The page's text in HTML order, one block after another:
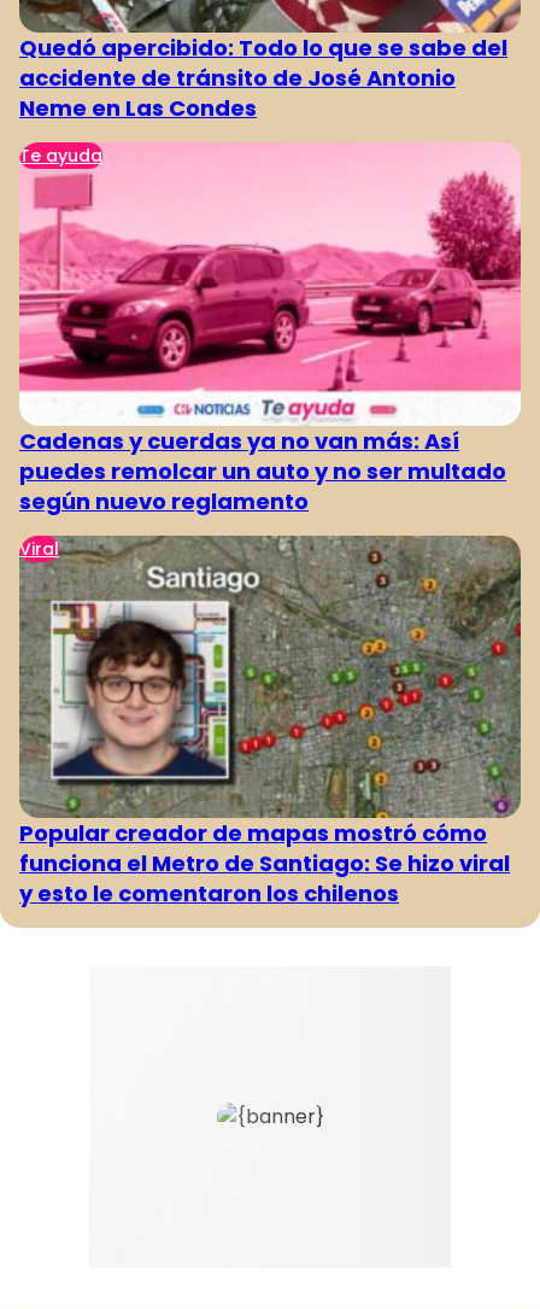
Quedó apercibido: Todo lo que se sabe del
accidente de tránsito de José Antonio
Neme en Las Condes
Te ayuda
Cadenas y cuerdas ya no van más: Así
puedes remolcar un auto y no ser multado
según nuevo reglamento
Viral
Popular creador de mapas mostró cómo
funciona el Metro de Santiago: Se hizo viral
y esto le comentaron los chilenos